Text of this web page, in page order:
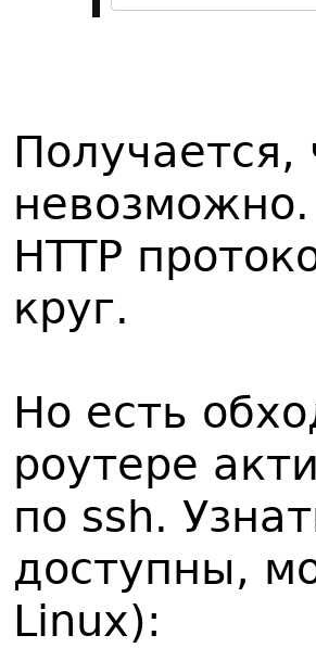
HTTP
круг.
Но есть
роутере
по ssh.
доступны,
Linux):